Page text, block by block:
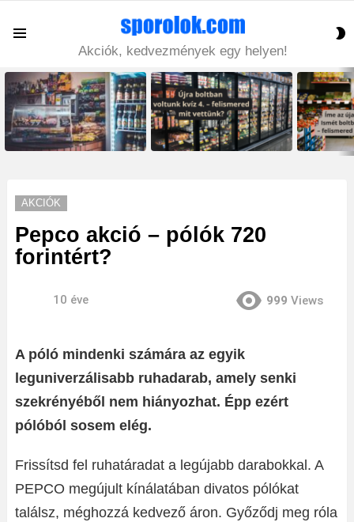
Akciók, kedvezmények egy helyen!
LATEST
STORIES
AKCIÓK
Pepco akció – pólók 720
forintért?
10 éve 999 Views
A póló mindenki számára az egyik
leguniverzálisabb ruhadarab, amely senki
szekrényéből nem hiányozhat. Épp ezért
pólóból sosem elég.
Frissítsd fel ruhatáradat a legújabb darabokkal. A
PEPCO megújult kínálatában divatos pólókat
találsz, méghozzá kedvező áron. Győződj meg róla